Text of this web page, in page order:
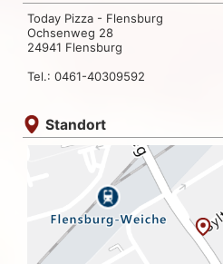
Today Pizza - Flensburg
Ochsenweg 28
24941 Flensburg
Tel.: 0461-40309592
Standort